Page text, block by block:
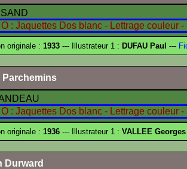
originale : 1933 --- Illustrateur 1 : DUFAU Paul ---
Parchemins
originale : 1936 --- Illustrateur 1 : VALLEE Georges
Durward